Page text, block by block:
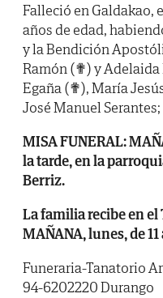
Falleció en Galdakao,
años de edad,
y la Bendición
Ramón (✟) y
Egaña (✟), María
José Manuel
MISA FUNERAL:
la tarde, en la
Berriz.
La familia recibe en
MAÑANA, lunes, de 11
Funeraria-Tanatorio
94-6202220 Durango